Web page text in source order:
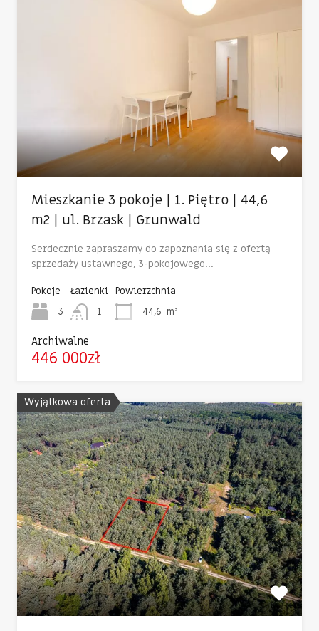
Mieszkanie 3 pokoje | 1. Piętro | 44,6
m2 | ul. Brzask | Grunwald
Serdecznie zapraszamy do zapoznania się z ofertą
sprzedaży ustawnego, 3-pokojowego…
Pokoje
3
Łazienki
1
Powierzchnia
44,6 m²
Archiwalne
446 000zł
Wyjątkowa oferta